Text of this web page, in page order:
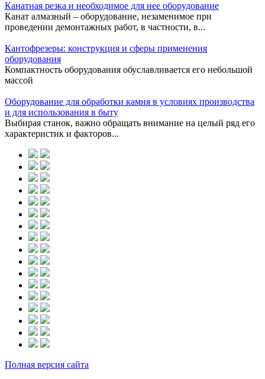
Канатная резка и необходимое для нее оборудование
Канат алмазный – оборудование, незаменимое при
проведении демонтажных работ, в частности, в...
Кантофрезеры: конструкция и сферы применения
оборудования
Компактность оборудования обуславливается его небольшой
массой
Оборудование для обработки камня в условиях производства
и для использования в быту
Выбирая станок, важно обращать внимание на целый ряд его
характеристик и факторов...
Полная версия сайта